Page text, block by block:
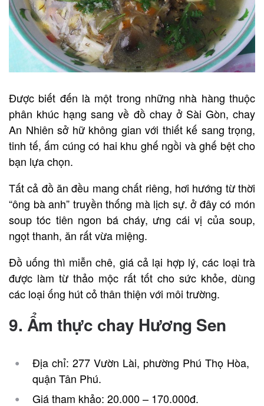
Được biết đến là một trong những nhà hàng thuộc
phân khúc hạng sang về đồ chay ở Sài Gòn, chay
An Nhiên sở hữ không gian với thiết kế sang trọng,
tinh tế, ấm cúng có hai khu ghế ngồi và ghế bệt cho
bạn lựa chọn.
Tất cả đồ ăn đều mang chất riêng, hơi hướng từ thời
“ông bà anh” truyền thống mà lịch sự. ở đây có món
soup tóc tiên ngon bá cháy, ưng cái vị của soup,
ngọt thanh, ăn rất vừa miệng.
Đồ uống thì miễn chê, giá cả lại hợp lý, các loại trà
được làm từ thảo mộc rất tốt cho sức khỏe, dùng
các loại ống hút cỏ thân thiện với môi trường.
9. Ẩm thực chay Hương Sen
Địa chỉ: 277 Vườn Lài, phường Phú Thọ Hòa,
quận Tân Phú.
Giá tham khảo: 20.000 – 170.000đ.